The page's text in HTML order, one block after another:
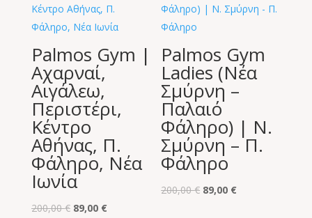
Palmos Gym |
Αχαρναί,
Αιγάλεω,
Περιστέρι,
Κέντρο
Αθήνας, Π.
Φάληρο, Νέα
Ιωνία
200,00€ Original
89,00 €Η
Palmos Gym
Ladies (Νέα
Σμύρνη –
Παλαιό
Φάληρο) | Ν.
Σμύρνη – Π.
Φάληρο
200,00€ Original
89,00 €